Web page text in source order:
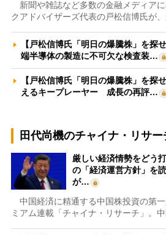
新聞や雑誌など多数の金融メディア
クアドバイザーズ代表の戸松信博氏が
【戸松信博氏「明日の爆騰株」を探
端半導体の製造に不可欠な検査装…
【戸松信博氏「明日の爆騰株」を探
えるキープレーヤー 成長の再評…
田代尚機のチャイナ・リサー
厳しい経済情勢をどう
の「経済運営方針」を
が…
中国経済に精通する中国株投資の第
ミアム連載「チャイナ・リサーチ」。